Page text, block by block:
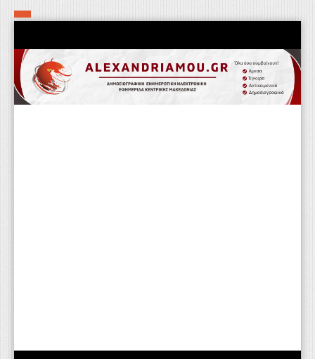
Αρχική
Τα εν δήμω εν οίκω
Πολιτιστικά-Εκκλησιαστικά